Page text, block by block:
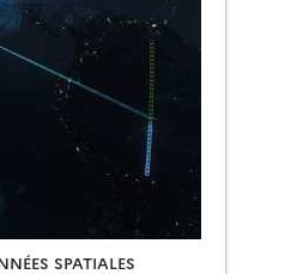
SPATIALES